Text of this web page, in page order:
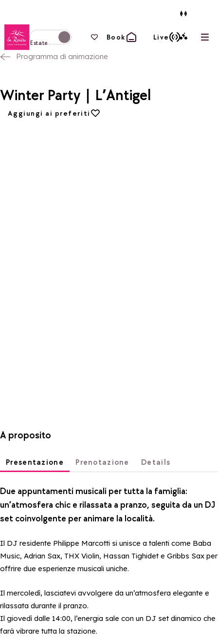
Torna alla home page
Passa alla modalità invernale
Estate
I tuoi preferiti
Book Live
Programma di animazione
Winter Party | L’Antigel
Aggiungi ai preferiti
Aggiungi ai preferiti
A proposito
Presentazione Prenotazione Details
Due appuntamenti musicali per tutta la famiglia:
un’atmosfera chic e rilassata a pranzo, seguita da un DJ
set coinvolgente per animare la località.
Il DJ residente Philippe Marcotti si unisce a talenti come Baba
Music, Adrian Sax, THX Violin, Hassan Tighidet e Gribbs Sax per
offrire due esperienze musicali uniche.
Il mercoledì, lasciatevi avvolgere da un’atmosfera elegante e
rilassata durante il pranzo.
Il giovedì dalle 14:00, l’energia sale con un DJ set dinamico che
farà vibrare tutta la stazione.